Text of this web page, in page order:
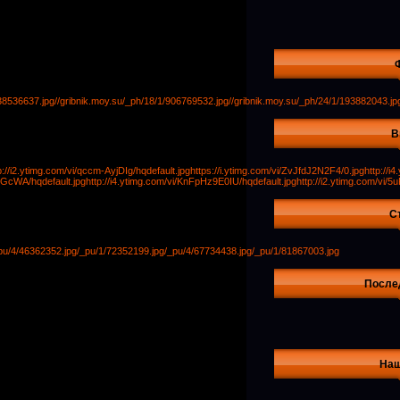
//gribnik.moy.su/_ph/18/1/906769532.jpg//gribnik.moy.su/_ph/24/1/
i2.ytimg.com/vi/qccm-AyjDIg/hqdefault.jpghttps://i.ytimg.com/vi/ZvJfdJ2N2F4/0.jpghttp://
hqdefault.jpghttp://i4.ytimg.com/vi/KnFpHz9E0IU/hqdefault.jpghttp://i2.ytimg.com/vi/
4/46362352.jpg/_pu/1/72352199.jpg/_pu/4/67734438.jpg/_pu/1/81867003.jpg